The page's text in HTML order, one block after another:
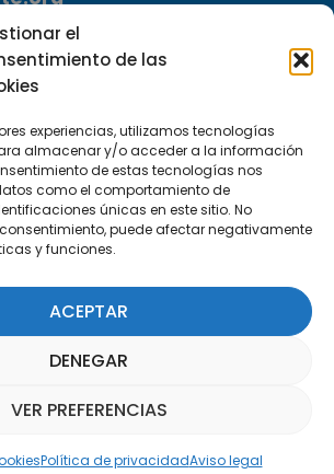
el
de las
experiencias, utilizamos tecnologías
almacenar y/o acceder a la información
de estas tecnologías nos
como el comportamiento de
únicas en este sitio. No
puede afectar negativamente
y funciones.
ACEPTAR
DENEGAR
VER PREFERENCIAS
Política de privacidadAviso legal
35
a nuestra Newsletter